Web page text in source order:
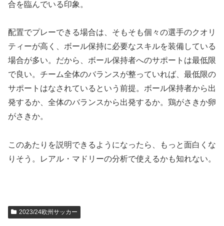
合を臨んでいる印象。
配置でプレーできる場合は、そもそも個々の選手のクオリ
ティーが高く、ボール保持に必要なスキルを装備している
場合が多い。だから、ボール保持者へのサポートは最低限
で良い。チーム全体のバランスが整っていれば、最低限の
サポートはなされているという前提。ボール保持者から出
発するか、全体のバランスから出発するか。鶏がさきか卵
がさきか。
このあたりを説明できるようになったら、もっと面白くな
りそう。レアル・マドリーの分析で使えるかも知れない。
2023/24欧州サッカー